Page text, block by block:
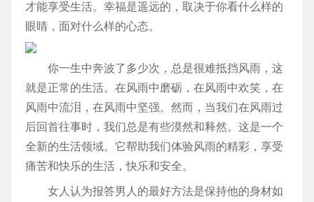
才能享受生活。幸福是遥远的，取决于你看什么样的
眼睛，面对什么样的心态。
你一生中奔波了多少次，总是很难抵挡风雨，这
就是正常的生活。在风雨中磨砺，在风雨中欢笑，在
风雨中流泪，在风雨中坚强。然而，当我们在风雨过
后回首往事时，我们总是有些漠然和释然。这是一个
全新的生活领域。它帮助我们体验风雨的精彩，享受
痛苦和快乐的生活，快乐和安全。
女人认为报答男人的最好方法是保持他的身材如